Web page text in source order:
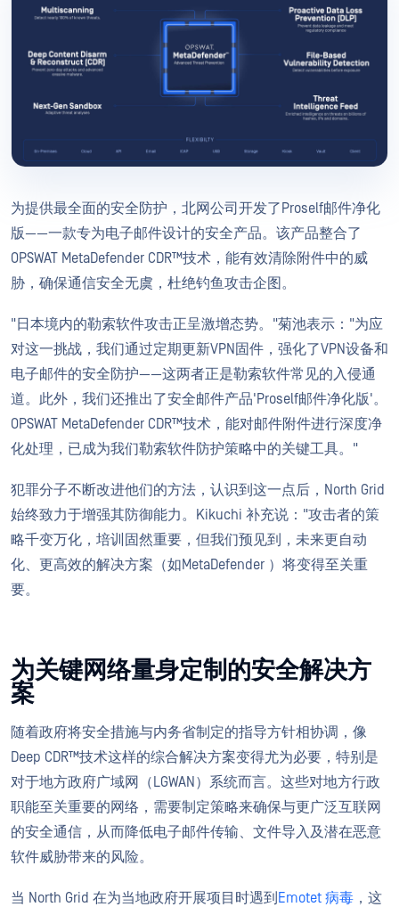
为提供最全面的安全防护，北网公司开发了Proself邮件净化
版——一款专为电子邮件设计的安全产品。该产品整合了
OPSWAT MetaDefender CDR™技术，能有效清除附件中的威
胁，确保通信安全无虞，杜绝钓鱼攻击企图。
"日本境内的勒索软件攻击正呈激增态势。"菊池表示："为应
对这一挑战，我们通过定期更新VPN固件，强化了VPN设备和
电子邮件的安全防护——这两者正是勒索软件常见的入侵通
道。此外，我们还推出了安全邮件产品'Proself邮件净化版'。
OPSWAT MetaDefender CDR™技术，能对邮件附件进行深度净
化处理，已成为我们勒索软件防护策略中的关键工具。"
犯罪分子不断改进他们的方法，认识到这一点后，North Grid
始终致力于增强其防御能力。Kikuchi 补充说："攻击者的策
略千变万化，培训固然重要，但我们预见到，未来更自动
化、更高效的解决方案（如MetaDefender ）将变得至关重
要。
为关键网络量身定制的安全解决方
案
随着政府将安全措施与内务省制定的指导方针相协调，像
Deep CDR™技术这样的综合解决方案变得尤为必要，特别是
对于地方政府广域网（LGWAN）系统而言。这些对地方行政
职能至关重要的网络，需要制定策略来确保与更广泛互联网
的安全通信，从而降低电子邮件传输、文件导入及潜在恶意
软件威胁带来的风险。
当 North Grid 在为当地政府开展项目时遇到 Emotet 病毒 ，这